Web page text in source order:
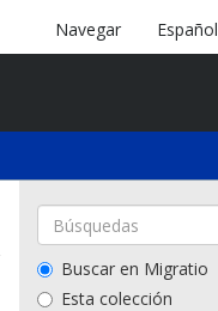
Navegar Español
Buscar en Migratio
Esta colección